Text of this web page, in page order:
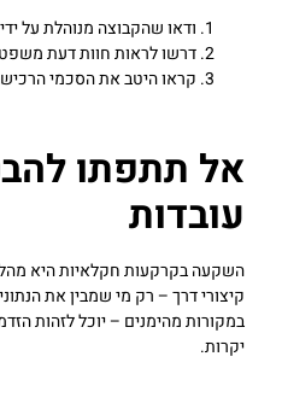
ודאו שהקבוצה מנוהלת על
דרשו לראות חוות דעת
קראו היטב את הסכמי
אל תתפתו
עובדות
השקעה בקרקעות חקלאיות היא
קיצורי דרך – רק מי שמבין את
במקורות מהימנים – יוכל לזהות
יקרות.